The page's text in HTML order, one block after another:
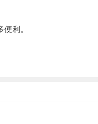
利。